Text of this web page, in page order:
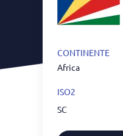
CONTINENTE
Africa
ISO2
SC